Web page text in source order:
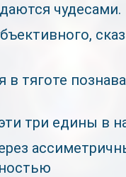
чудесами.
в тяготе
три едины в